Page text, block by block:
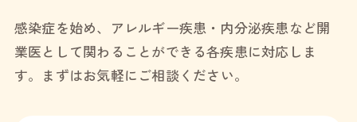
感染症を始め、アレルギー疾患・内分泌疾患など開
業医として関わることができる各疾患に対応しま
す。 まずはお気軽にご相談ください。